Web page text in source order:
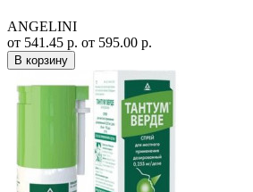
ANGELINI
от 541.45 р. от 595.00 р.
В корзину